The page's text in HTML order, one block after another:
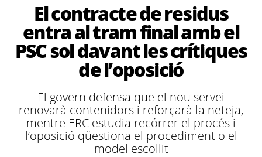
El contracte de residus
entra al tram final amb el
PSC sol davant les crítiques
de l’oposició
El govern defensa que el nou servei
renovarà contenidors i reforçarà la neteja,
mentre ERC estudia recórrer el procés i
l’oposició qüestiona el procediment o el
model escollit